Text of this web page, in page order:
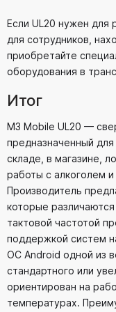
Если UL20 нужен для
для сотрудников,
приобретайте
оборудования в
Итог
M3 Mobile UL20 —
предназначенный для
складе, в магазине,
работы с алкоголем
Производитель
которые
тактовой частотой
поддержкой систем
ОС Android одной из
стандартного или
ориентирован на
температурах.